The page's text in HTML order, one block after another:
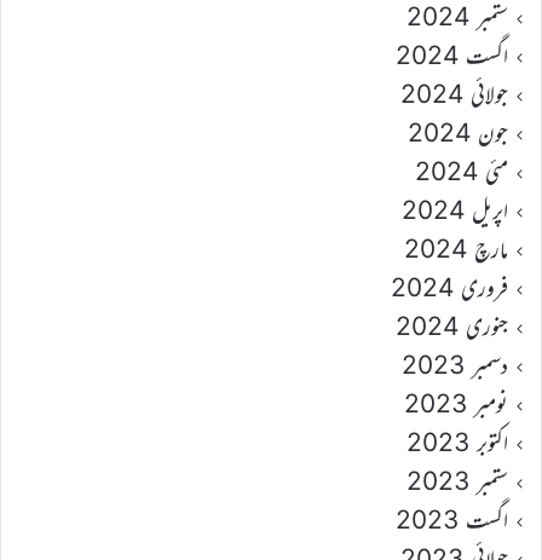
ستمبر 2024
اگست 2024
جولائی 2024
جون 2024
مئی 2024
اپریل 2024
مارچ 2024
فروری 2024
جنوری 2024
دسمبر 2023
نومبر 2023
اکتوبر 2023
ستمبر 2023
اگست 2023